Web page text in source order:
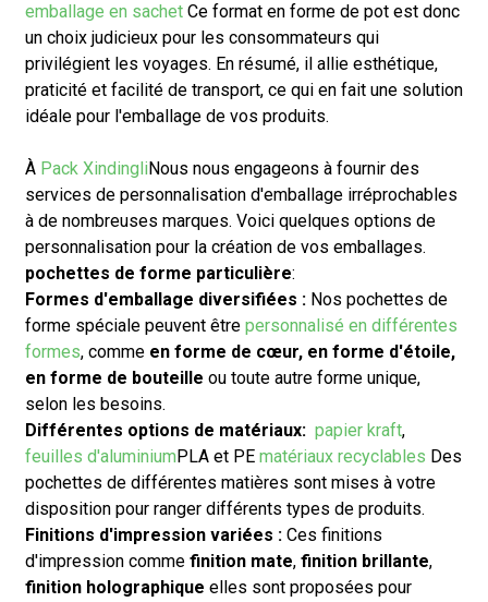
emballage en sachetCe format en forme de pot est donc
un choix judicieux pour les consommateurs qui
privilégient les voyages. En résumé, il allie esthétique,
praticité et facilité de transport, ce qui en fait une solution
idéale pour l'emballage de vos produits.
À Pack XindingliNous nous engageons à fournir des
services de personnalisation d'emballage irréprochables
à de nombreuses marques. Voici quelques options de
personnalisation pour la création de vos emballages.
pochettes de forme particulière:
Formes d'emballage diversifiées :Nos pochettes de
forme spéciale peuvent être personnalisé en différentes
formes, comme en forme de cœur, en forme d'étoile,
en forme de bouteille ou toute autre forme unique,
selon les besoins.
Différentes options de matériaux: papier kraft,
feuilles d'aluminiumPLA et PE matériaux recyclables Des
pochettes de différentes matières sont mises à votre
disposition pour ranger différents types de produits.
Finitions d'impression variées :Ces finitions
d'impression comme finition mate, finition brillante,
finition holographique elles sont proposées pour